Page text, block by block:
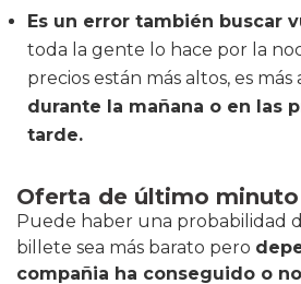
Es un error también buscar
toda la gente lo hace por la
precios están más altos, es
durante la mañana o en las
tarde.
Oferta de último minuto
Puede haber una probabilidad
billete sea más barato pero
compañia ha conseguido o